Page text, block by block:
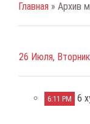
Главная » Архив
26 Июля, Вторник
6:11 PM 6